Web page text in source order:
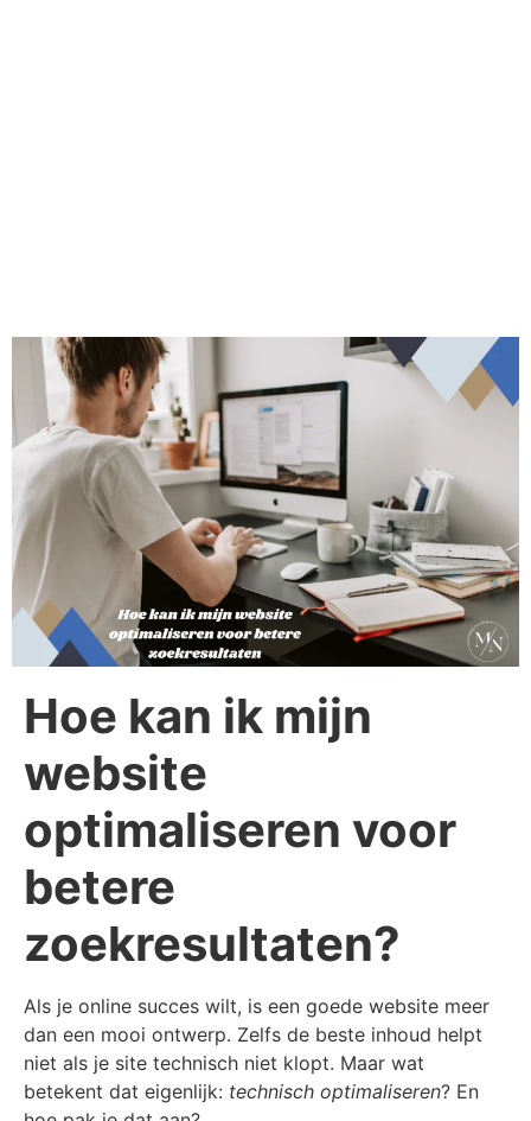
Hoe kan ik mijn
website
optimaliseren voor
betere
zoekresultaten?
Als je online succes wilt, is een goede website meer
dan een mooi ontwerp. Zelfs de beste inhoud helpt
niet als je site technisch niet klopt. Maar wat
betekent dat eigenlijk: technisch optimaliseren? En